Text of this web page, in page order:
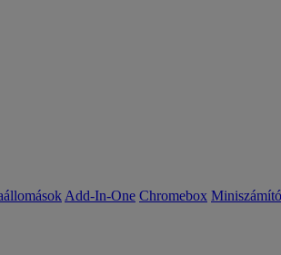
Add-In-One Chromebox